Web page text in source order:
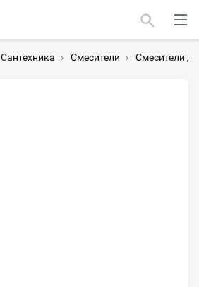
Сантехника › Смесители › Смесители